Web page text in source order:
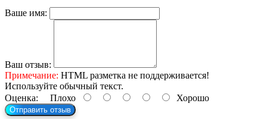
Ваше имя:
Ваш отзыв:
Примечание: HTML разметка не поддерживается!
Используйте обычный текст.
Оценка: Плохо Хорошо
Отправить отзыв